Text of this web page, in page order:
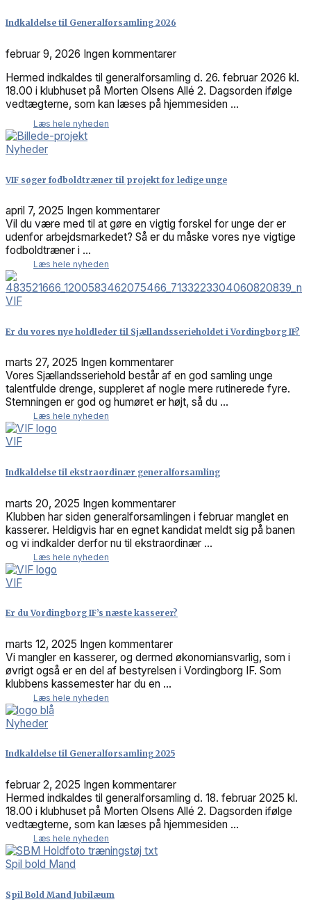
Indkaldelse til Generalforsamling 2026
februar 9, 2026 Ingen kommentarer
Hermed indkaldes til generalforsamling d. 26. februar 2026 kl.
18.00 i klubhuset på Morten Olsens Allé 2. Dagsorden ifølge
vedtægterne, som kan læses på hjemmesiden …
Læs hele nyheden
Nyheder
VIF søger fodboldtræner til projekt for ledige unge
april 7, 2025 Ingen kommentarer
Vil du være med til at gøre en vigtig forskel for unge der er
udenfor arbejdsmarkedet? Så er du måske vores nye vigtige
fodboldtræner i ...
Læs hele nyheden
VIF
Er du vores nye holdleder til Sjællandsserieholdet i Vordingborg IF?
marts 27, 2025 Ingen kommentarer
Vores Sjællandsseriehold består af en god samling unge
talentfulde drenge, suppleret af nogle mere rutinerede fyre.
Stemningen er god og humøret er højt, så du ...
Læs hele nyheden
VIF
Indkaldelse til ekstraordinær generalforsamling
marts 20, 2025 Ingen kommentarer
Klubben har siden generalforsamlingen i februar manglet en
kasserer. Heldigvis har en egnet kandidat meldt sig på banen
og vi indkalder derfor nu til ekstraordinær ...
Læs hele nyheden
VIF
Er du Vordingborg IF’s næste kasserer?
marts 12, 2025 Ingen kommentarer
Vi mangler en kasserer, og dermed økonomiansvarlig, som i
øvrigt også er en del af bestyrelsen i Vordingborg IF. Som
klubbens kassemester har du en ...
Læs hele nyheden
Nyheder
Indkaldelse til Generalforsamling 2025
februar 2, 2025 Ingen kommentarer
Hermed indkaldes til generalforsamling d. 18. februar 2025 kl.
18.00 i klubhuset på Morten Olsens Allé 2. Dagsorden ifølge
vedtægterne, som kan læses på hjemmesiden ...
Læs hele nyheden
Spil bold Mand
Spil Bold Mand Jubilæum